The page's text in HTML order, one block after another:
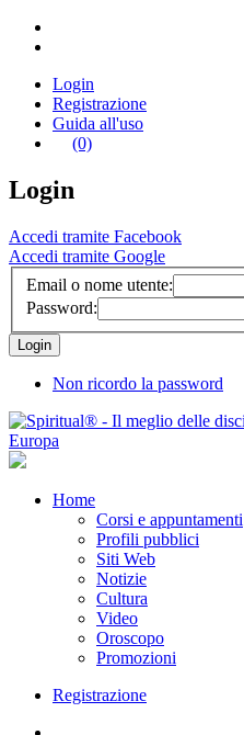
Login
Registrazione
Guida all'uso
(0)
Login
Accedi tramite Facebook
Accedi tramite Google
Email o nome utente:
Password:
Non ricordo la password
Home
Corsi e appuntamenti
Profili pubblici
Siti Web
Notizie
Cultura
Video
Oroscopo
Promozioni
Registrazione